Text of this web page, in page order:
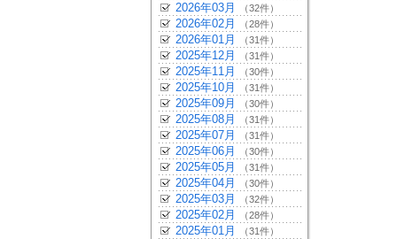
2026年03月 （32件）
2026年02月 （28件）
2026年01月 （31件）
2025年12月 （31件）
2025年11月 （30件）
2025年10月 （31件）
2025年09月 （30件）
2025年08月 （31件）
2025年07月 （31件）
2025年06月 （30件）
2025年05月 （31件）
2025年04月 （30件）
2025年03月 （32件）
2025年02月 （28件）
2025年01月 （31件）